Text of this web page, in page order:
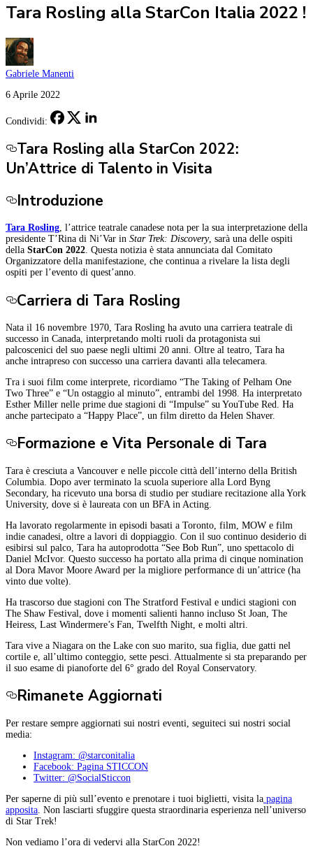
Tara Rosling alla StarCon Italia 2022 !
Gabriele Manenti
6 Aprile 2022
Condividi:
Tara Rosling alla StarCon 2022:
Un’Attrice di Talento in Visita
Introduzione
Tara Rosling, l’attrice teatrale canadese nota per la sua interpretazione della
presidente T’Rina di Ni’Var in Star Trek: Discovery, sarà una delle ospiti
della StarCon 2022. Questa notizia è stata annunciata dal Comitato
Organizzatore della manifestazione, che continua a rivelare la lista degli
ospiti per l’evento di quest’anno.
Carriera di Tara Rosling
Nata il 16 novembre 1970, Tara Rosling ha avuto una carriera teatrale di
successo in Canada, interpretando molti ruoli da protagonista sui
palcoscenici del suo paese negli ultimi 20 anni. Oltre al teatro, Tara ha
anche intrapreso con successo una carriera davanti alla telecamera.
Tra i suoi film come interprete, ricordiamo “The Taking of Pelham One
Two Three” e “Un ostaggio al minuto”, entrambi del 1998. Ha interpretato
Esther Miller nelle prime due stagioni di “Impulse” su YouTube Red. Ha
anche partecipato a “Happy Place”, un film diretto da Helen Shaver.
Formazione e Vita Personale di Tara
Tara è cresciuta a Vancouver e nelle piccole città dell’interno della British
Columbia. Dopo aver terminato la scuola superiore alla Lord Byng
Secondary, ha ricevuto una borsa di studio per studiare recitazione alla York
University, dove si è laureata con un BFA in Acting.
Ha lavorato regolarmente in episodi basati a Toronto, film, MOW e film
indie canadesi, oltre a lavori di doppiaggio. Con il suo continuo desiderio di
esibirsi sul palco, Tara ha autoprodotta “See Bob Run”, uno spettacolo di
Daniel McIvor. Questo successo ha portato alla prima di cinque nomination
al Dora Mavor Moore Award per la migliore performance di un’attrice (ha
vinto due volte).
Ha trascorso due stagioni con The Stratford Festival e undici stagioni con
The Shaw Festival, dove i momenti salienti hanno incluso St Joan, The
Heiress, Last Windermere’s Fan, Twelfth Night, e molti altri.
Tara vive a Niagara on the Lake con suo marito, sua figlia, due gatti nel
cortile e, all’ultimo conteggio, sette pesci. Attualmente si sta preparando per
il suo esame di pianoforte del 6° grado del Royal Conservatory.
Rimanete Aggiornati
Per restare sempre aggiornati sui nostri eventi, seguiteci sui nostri social
media:
Instagram: @starconitalia
Facebook: Pagina STICCON
Twitter: @SocialSticcon
Per saperne di più sull’evento e prenotare i tuoi biglietti, visita la pagina
apposita . Non lasciarti sfuggire questa straordinaria esperienza nell’universo
di Star Trek!
Non vediamo l’ora di vedervi alla StarCon 2022!